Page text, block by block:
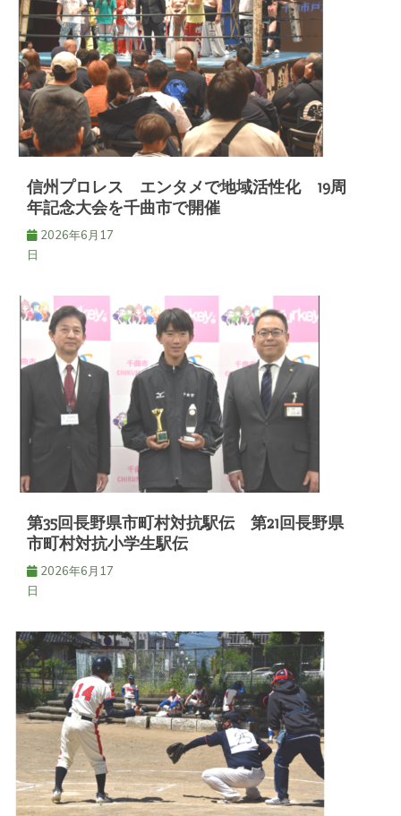
シ
ョ
ン
信州プロレス エンタメで地域活性化 19周
年記念大会を千曲市で開催
2026年6月17
日
第35回長野県市町村対抗駅伝 第21回長野県
市町村対抗小学生駅伝
2026年6月17
日